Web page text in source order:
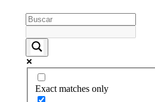
Exact matches only